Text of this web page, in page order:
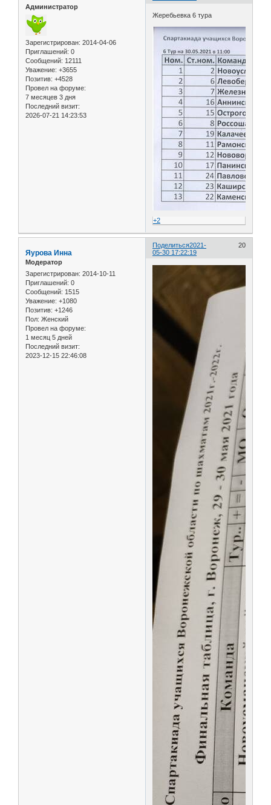
Администратор
Зарегистрирован: 2014-04-06
Приглашений: 0
Сообщений: 12111
Уважение: +3655
Позитив: +4528
Провел на форуме:
7 месяцев 3 дня
Последний визит:
2026-07-21 14:23:53
Жеребьевка 6 тура
+2
Поделиться 20
2021-
05-30 17:22:19
Яурова Инна
Модератор
Зарегистрирован: 2014-10-11
Приглашений: 0
Сообщений: 1515
Уважение: +1080
Позитив: +1246
Пол: Женский
Провел на форуме:
1 месяц 5 дней
Последний визит:
2023-12-15 22:46:08